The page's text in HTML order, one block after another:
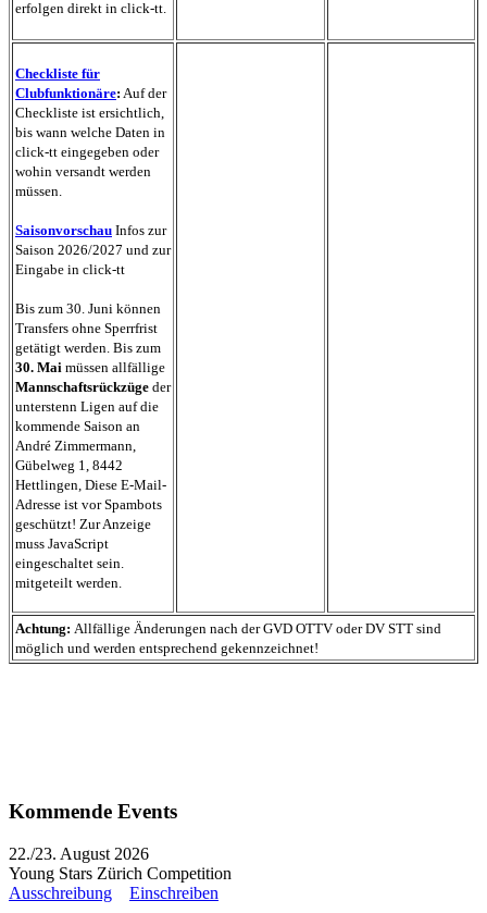
erfolgen direkt in click-tt.
Checkliste für
Clubfunktionäre: Auf der
Checkliste ist ersichtlich,
bis wann welche Daten in
click-tt eingegeben oder
wohin versandt werden
müssen.
Saisonvorschau Infos zur
Saison 2026/2027 und zur
Eingabe in click-tt
Bis zum 30. Juni können
Transfers ohne Sperrfrist
getätigt werden. Bis zum
30. Mai müssen allfällige
Mannschaftsrückzüge der
unterstenn Ligen auf die
kommende Saison an
André Zimmermann,
Gübelweg 1, 8442
Hettlingen, Diese E-Mail-
Adresse ist vor Spambots
geschützt! Zur Anzeige
muss JavaScript
eingeschaltet sein.
mitgeteilt werden.
Achtung: Allfällige Änderungen nach der GVD OTTV oder DV STT sind
möglich und werden entsprechend gekennzeichnet!
Kommende Events
22./23. August 2026
Young Stars Zürich Competition
Ausschreibung
Einschreiben